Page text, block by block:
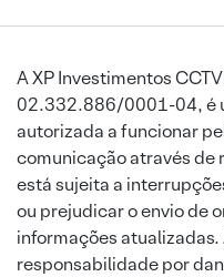
A XP Investimentos
02.332.886/0001-04, é
autorizada a funcionar
comunicação através de
está sujeita a
ou prejudicar o envio de
informações
responsabilidade por